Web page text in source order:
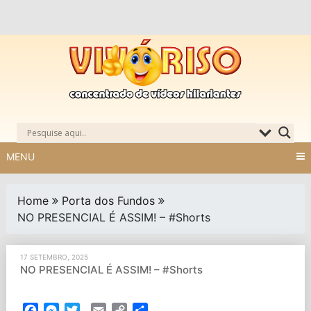
MENU
Home
Porta dos Fundos
NO PRESENCIAL É ASSIM! – #Shorts
17 SETEMBRO, 2025
NO PRESENCIAL É ASSIM! – #Shorts